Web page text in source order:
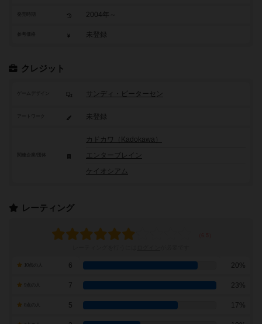
2004年～
参考価格 未登録
クレジット
ゲームデザイン サンディ・ピーターセン
アートワーク 未登録
カドカワ（Kadokawa）
エンターブレイン
ケイオシアム
レーティング
6 20%
7 23%
5 17%